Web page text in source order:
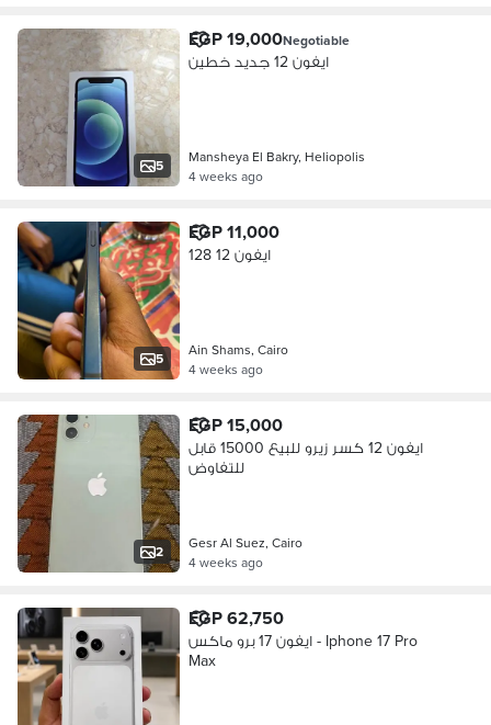
5
EGP 19,000Negotiable
ايفون 12 جديد خطين
Mansheya El Bakry, Heliopolis
4 weeks ago
5
EGP 11,000
ايفون 12 128
Ain Shams, Cairo
4 weeks ago
2
EGP 15,000
ايفون 12 كسر زيرو للبيع 15000 قابل
للتفاوض
Gesr Al Suez, Cairo
4 weeks ago
EGP 62,750
ايفون 17 برو ماكس - Iphone 17 Pro
Max